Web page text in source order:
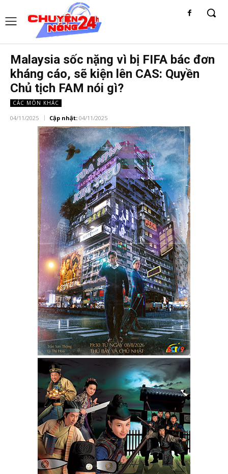
Malaysia sốc nặng vì bị FIFA bác đơn
kháng cáo, sẽ kiện lên CAS: Quyền
Chủ tịch FAM nói gì?
CÁC MÔN KHÁC
04/11/2025 Cập nhật: 04/11/2025